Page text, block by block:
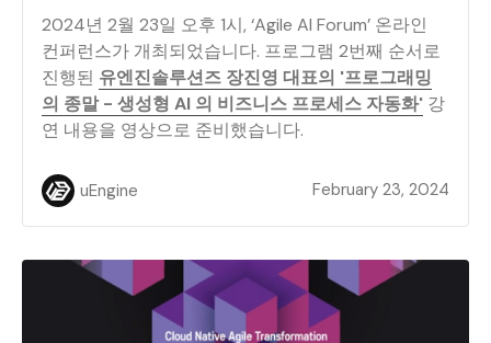
2024년 2월 23일 오후 1시, ‘Agile AI Forum’ 온라인
컨퍼런스가 개최되었습니다. 프로그램 2번째 순서로
진행된 유엔진솔루션즈 장진영 대표의 '프로그래밍
의 종말 - 생성형 AI 의 비즈니스 프로세스 자동화' 강
연 내용을 영상으로 준비했습니다.
uEngine February 23, 2024